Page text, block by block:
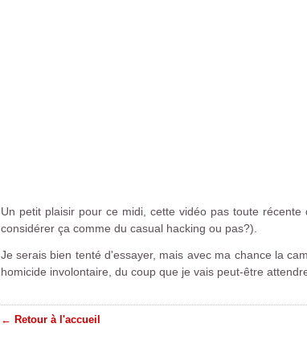
Un petit plaisir pour ce midi, cette vidéo pas toute
considérer ça comme du casual hacking ou pas?).
Je serais bien tenté d'essayer, mais avec ma chance la
homicide involontaire, du coup que je vais peut-être
← Retour à l'accueil